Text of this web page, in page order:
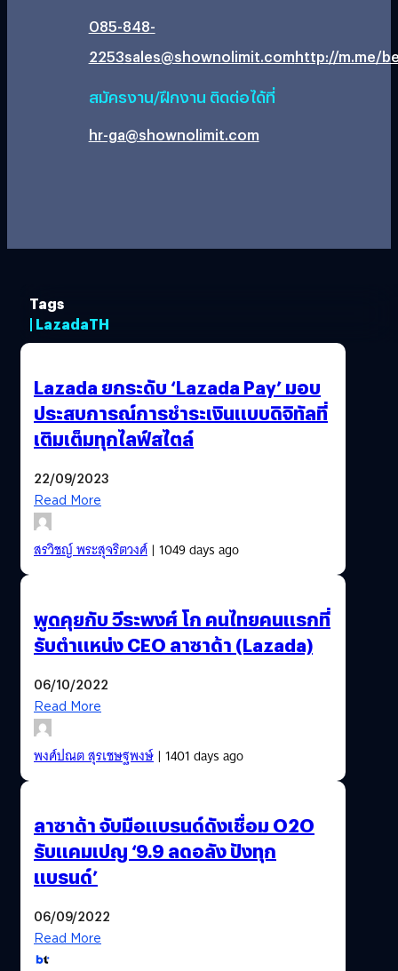
085-848-
2253sales@shownolimit.comhttp://m.me/
สมัครงาน/ฝึกงาน ติดต่อได้ที่
hr-ga@shownolimit.com
Tags
| LazadaTH
Lazada ยกระดับ ‘Lazada Pay’ มอบ
ประสบการณ์การชำระเงินแบบดิจิทัลที่
เติมเต็มทุกไลฟ์สไตล์
22/09/2023
Read More
สรวิชญ์ พระสุจริตวงศ์| 1049 days ago
พูดคุยกับ วีระพงศ์ โก คนไทยคนแรกที่
รับตำแหน่ง CEO ลาซาด้า (Lazada)
06/10/2022
Read More
พงศ์ปณต สุรเชษฐพงษ์| 1401 days ago
ลาซาด้า จับมือแบรนด์ดังเชื่อม O2O
รับแคมเปญ ‘9.9 ลดอลัง ปังทุก
แบรนด์’
06/09/2022
Read More